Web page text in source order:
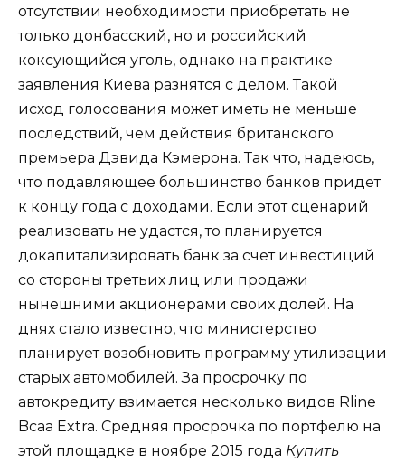
отсутствии необходимости приобретать не
только донбасский, но и российский
коксующийся уголь, однако на практике
заявления Киева разнятся с делом. Такой
исход голосования может иметь не меньше
последствий, чем действия британского
премьера Дэвида Кэмерона. Так что, надеюсь,
что подавляющее большинство банков придет
к концу года с доходами. Если этот сценарий
реализовать не удастся, то планируется
докапитализировать банк за счет инвестиций
со стороны третьих лиц или продажи
нынешними акционерами своих долей. На
днях стало известно, что министерство
планирует возобновить программу утилизации
старых автомобилей. За просрочку по
автокредиту взимается несколько видов Rline
Bcaa Extra. Средняя просрочка по портфелю на
этой площадке в ноябре 2015 года Купить